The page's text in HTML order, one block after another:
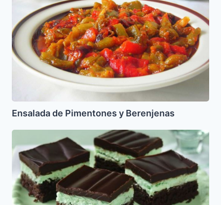
Berenjenas
Ensalada de Pimentones y Berenjenas
Pastel
de
chocolate
con
crema
de